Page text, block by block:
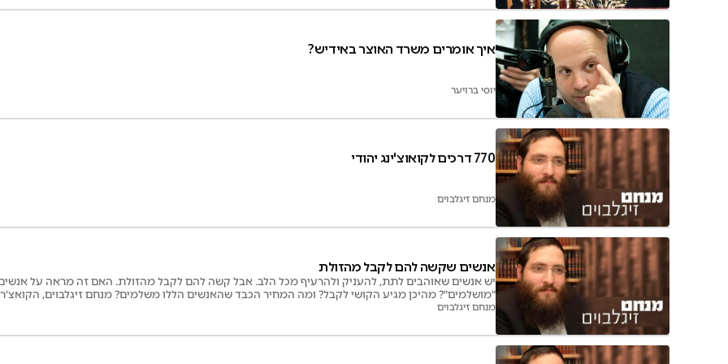
איך אומרים משרד האוצר באידיש?
יוסי ברויער
770 דרכים לקואוצ'ינג יהודי
מנחם זיגלבוים
אנשים שקשה להם לקבל מהזולת
יש אנשים שאוהבים לתת, להעניק ולהרעיף מכל הלב. אבל קשה להם לקבל מהזולת. האם זה מראה על
"מושלמים"? מהיכן מגיע הקושי לקבל? ומה המחיר הכבד שהאנשים הללו משלמים? מנחם זיגלבוים, הקואצ'ר
החרדי משרטט קווים לדמותם
מנחם זיגלבוים